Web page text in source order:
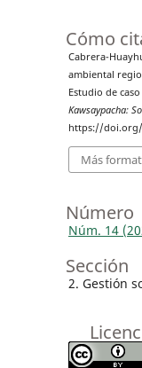
Cómo
Cabrera-
ambiental
Estudio de
Kawsaypacha:
https://doi.org/
Más
Número
Núm. 14
Sección
2. Gestión